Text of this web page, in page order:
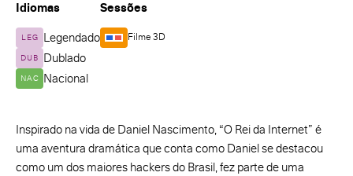
Idiomas
LEG Legendado
DUB Dublado
NAC Nacional
Sessões
Filme 3D
Inspirado na vida de Daniel Nascimento, “O Rei da Internet” é
uma aventura dramática que conta como Daniel se destacou
como um dos maiores hackers do Brasil, fez parte de uma